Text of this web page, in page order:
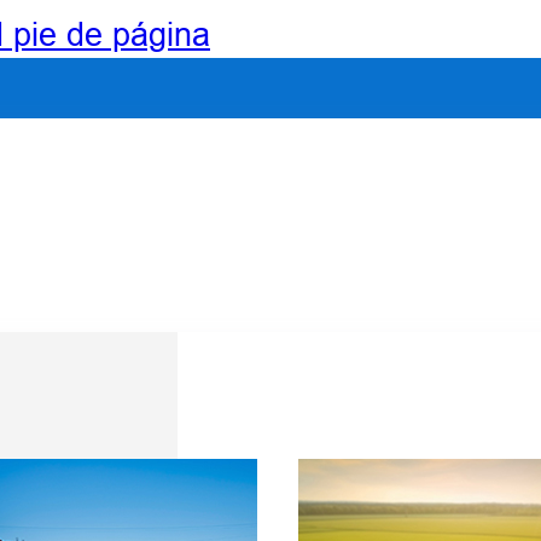
pie de página